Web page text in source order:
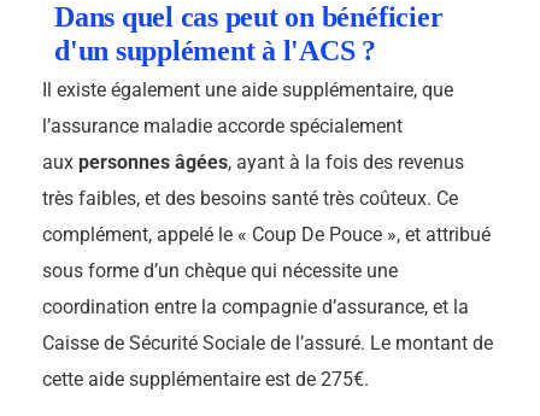
Dans quel cas peut on bénéficier
d'un supplément à l'ACS ?
Il existe également une aide supplémentaire, que
l’assurance maladie accorde spécialement
aux personnes âgées, ayant à la fois des revenus
très faibles, et des besoins santé très coûteux. Ce
complément, appelé le « Coup De Pouce », et attribué
sous forme d’un chèque qui nécessite une
coordination entre la compagnie d’assurance, et la
Caisse de Sécurité Sociale de l’assuré. Le montant de
cette aide supplémentaire est de 275€.